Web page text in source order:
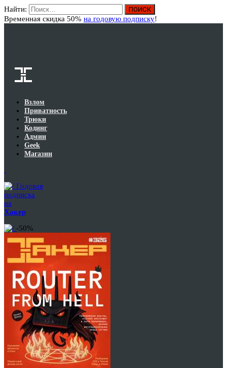
Найти:
Временная скидка 50% на годовую подписку!
Взлом
Приватность
Трюки
Кодинг
Админ
Geek
Магазин
Годовая
подписка
на
Хакер
-50%